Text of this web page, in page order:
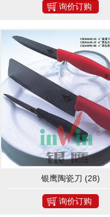
询价订购
银鹰陶瓷刀 (28)
询价订购